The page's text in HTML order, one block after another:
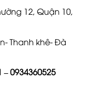
12, Quận 10,
Thanh khê- Đà
–0934360525